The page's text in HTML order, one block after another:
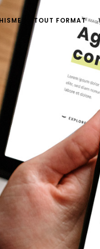
TOUT FORMAT